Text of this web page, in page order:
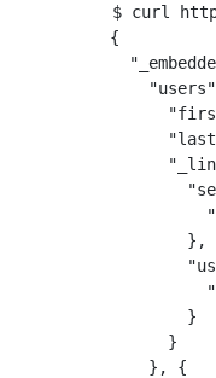
$ curl
{
        },
        }
      }
    }, {